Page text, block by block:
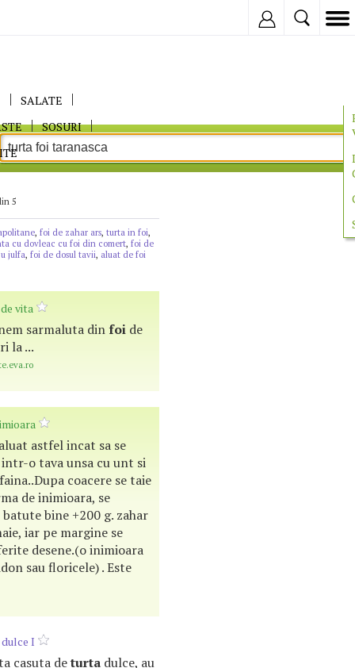
SALATE
SOSURI
5
, foi de zahar ars, turta in foi,
cu dovleac cu foi din comert, foi de
julfa, foi de dosul tavii, aluat de foi
vita
sarmaluta dinfoi de
la ...
astfel incat sa se
o tava unsa cu unt si
coacere se taie
de inimioara, se
bine +200 g. zahar
iar pe margine se
desene.(o inimioara
sau floricele) . Este
dulce I
casuta deturta dulce, au